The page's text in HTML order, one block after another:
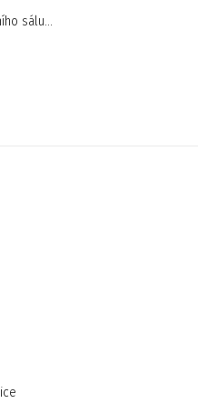
sálu…